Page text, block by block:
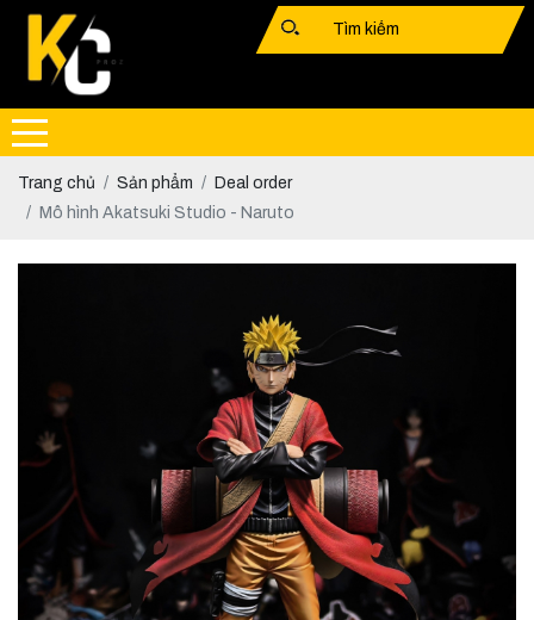
Trang chủ Sản phẩm
Deal order
Mô hình Akatsuki Studio - Naruto